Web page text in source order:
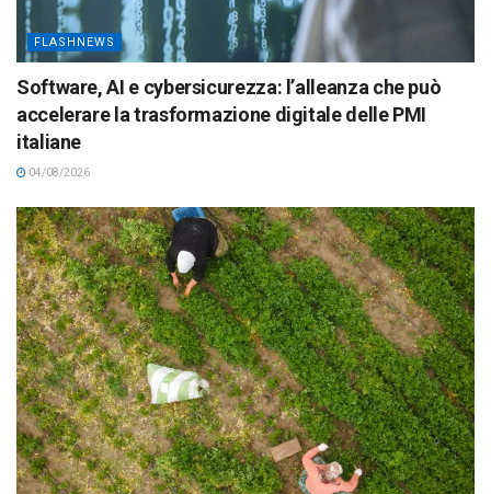
FLASHNEWS
Software, AI e cybersicurezza: l’alleanza che può
accelerare la trasformazione digitale delle PMI
italiane
04/08/2026